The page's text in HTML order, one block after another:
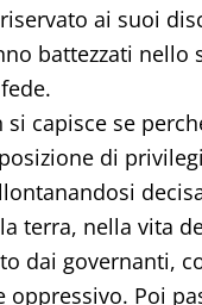
ai suoi
battezzati nello
capisce se
di
terra, nella vita
dai governanti,
Poi